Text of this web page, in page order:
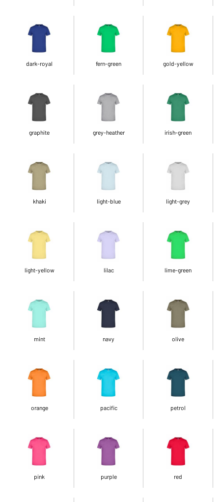
dark-royal fern-green gold-yellow
graphite grey-heather irish-green
khaki light-blue light-grey
light-yellow lilac lime-green
mint navy olive
orange pacific petrol
pink purple red